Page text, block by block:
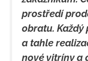
prostředí
obratu. Každý
a tahle
nové vitríny a